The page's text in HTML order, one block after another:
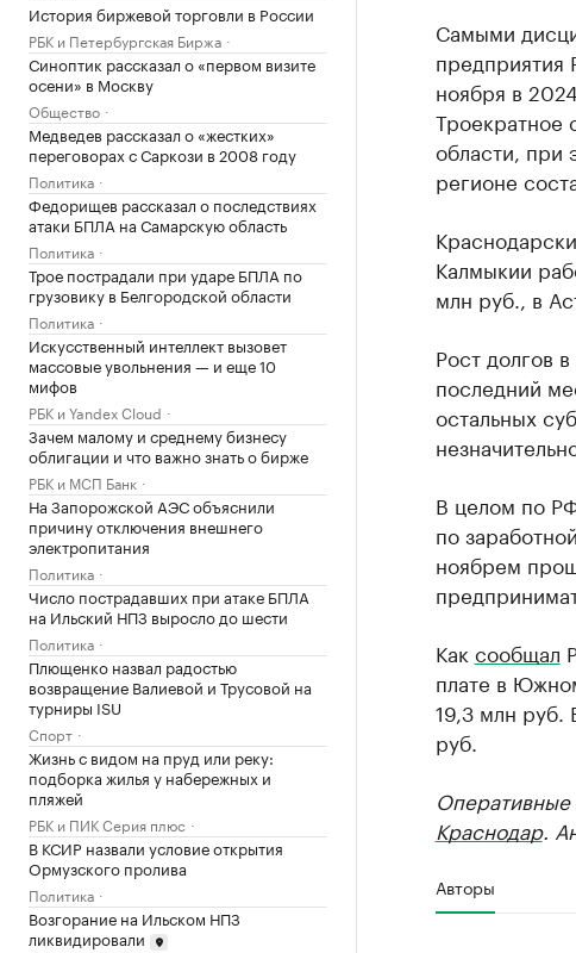
История биржевой торговли в России
РБК и Петербургская Биржа
Синоптик рассказал о «первом визите
осени» в Москву
Общество
Медведев рассказал о «жестких»
переговорах с Саркози в 2008 году
Политика
Федорищев рассказал о последствиях
атаки БПЛА на Самарскую область
Политика
Трое пострадали при ударе БПЛА по
грузовику в Белгородской области
Политика
Искусственный интеллект вызовет
массовые увольнения — и еще 10
мифов
РБК и Yandex Cloud
Зачем малому и среднему бизнесу
облигации и что важно знать о бирже
РБК и МСП Банк
На Запорожской АЭС объяснили
причину отключения внешнего
электропитания
Политика
Число пострадавших при атаке БПЛА
на Ильский НПЗ выросло до шести
Политика
Плющенко назвал радостью
возвращение Валиевой и Трусовой на
турниры ISU
Спорт
Жизнь с видом на пруд или реку:
подборка жилья у набережных и
пляжей
РБК и ПИК Серия плюс
В КСИР назвали условие открытия
Ормузского пролива
Политика
Возгорание на Ильском НПЗ
ликвидировали
Самыми
предприятия
ноября в
Троекратное
области, при
регионе
Калмыкии
млн руб., в
Рост долгов
последний
остальных
В целом по
по
ноябрем
Как сообщал
плате в
19,3 млн руб.
руб.
Краснодар.
Авторы